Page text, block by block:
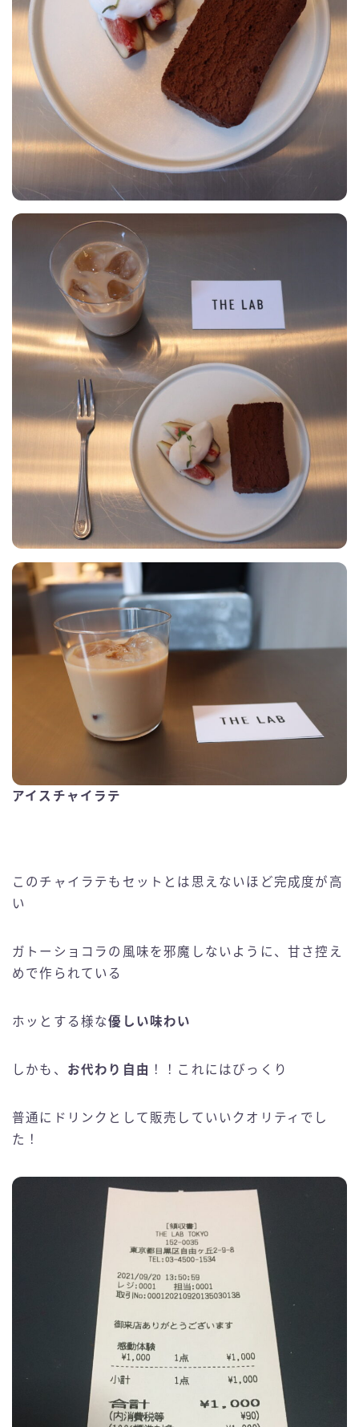
アイスチャイラテ
このチャイラテもセットとは思えないほど完成度が高
い
ガトーショコラの風味を邪魔しないように、甘さ控え
めで作られている
ホッとする様な優しい味わい
しかも、 お代わり自由 ！！これにはびっくり
普通にドリンクとして販売していいクオリティでし
た！